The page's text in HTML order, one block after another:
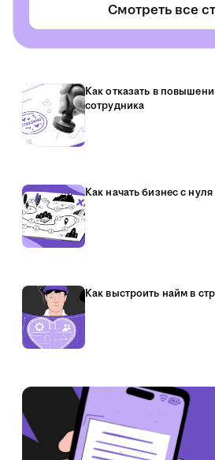
Смотреть все
Как отказать в
сотрудника
Как начать бизнес с нуля
Как выстроить найм в